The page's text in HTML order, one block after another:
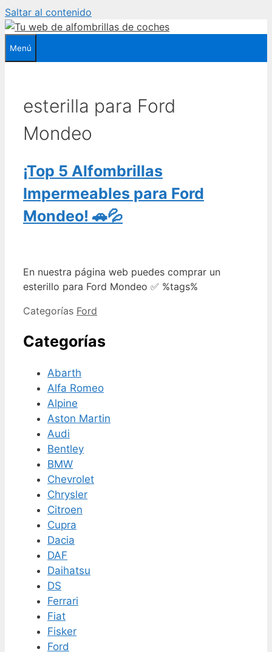
Saltar al contenido
Menú
esterilla para Ford
Mondeo
¡Top 5 Alfombrillas
Impermeables para Ford
Mondeo! 🚗💦
En nuestra página web puedes comprar un
esterillo para Ford Mondeo ✅ %tags%
Categorías Ford
Categorías
Abarth
Alfa Romeo
Alpine
Aston Martin
Audi
Bentley
BMW
Chevrolet
Chrysler
Citroen
Cupra
Dacia
DAF
Daihatsu
DS
Ferrari
Fiat
Fisker
Ford